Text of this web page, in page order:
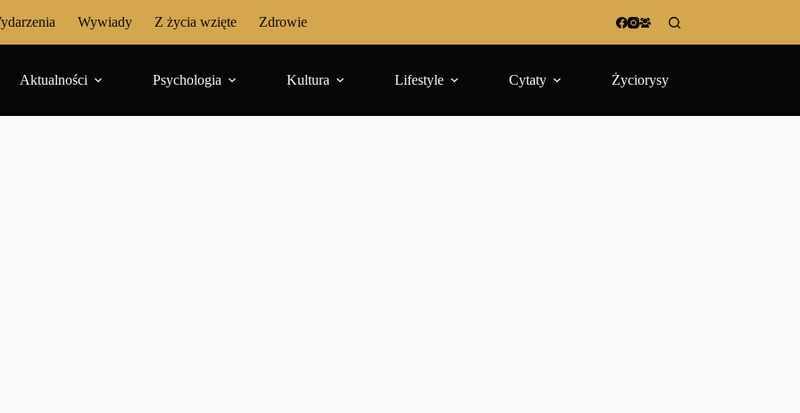
Wywiady Z życia wzięte Zdrowie
Aktualności Psychologia Kultura Lifestyle Cytaty Życiorysy